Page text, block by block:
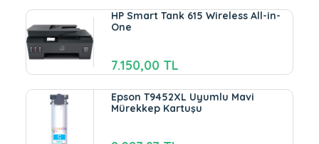
HP Smart Tank 615 Wireless All-in-
One
7.150,00 TL
Epson T9452XL Uyumlu Mavi
Mürekkep Kartuşu